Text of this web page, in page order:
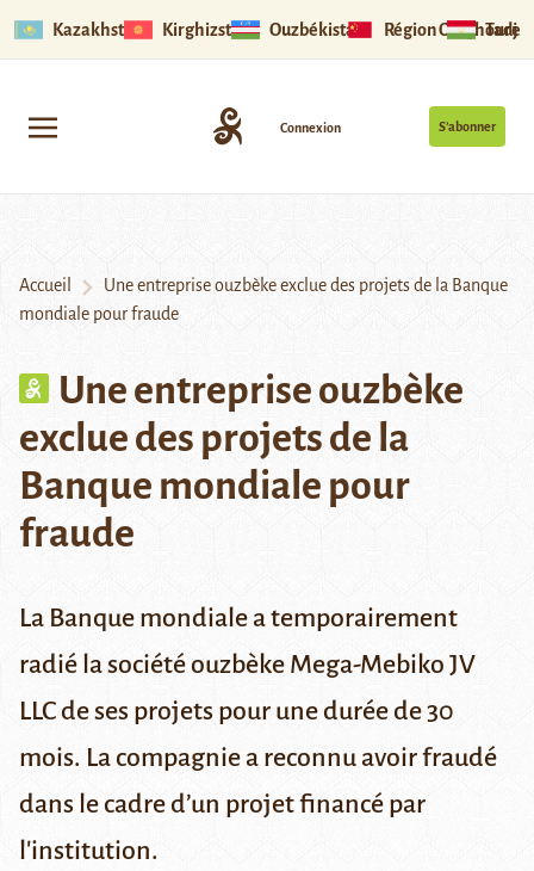
Kazakhstan Kirghizstan Ouzbékistan Région Ouïghoure
S’abonner
Connexion
Accueil
Une entreprise ouzbèke exclue des projets de la Banque
mondiale pour fraude
Une entreprise ouzbèke
exclue des projets de la
Banque mondiale pour
fraude
La Banque mondiale a temporairement
radié la société ouzbèke Mega-Mebiko JV
LLC de ses projets pour une durée de 30
mois. La compagnie a reconnu avoir fraudé
dans le cadre d’un projet financé par
l'institution.